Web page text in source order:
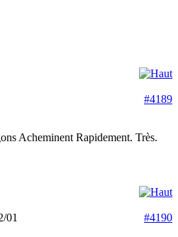
#4189
Acheminent Rapidement. Très.
01
#4190